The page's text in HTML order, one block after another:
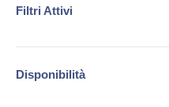
Filtri Attivi
Disponibilità